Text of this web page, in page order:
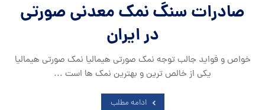
صادرات سنگ نمک معدنی صورتی
در ایران
خواص و فواید جالب توجه نمک صورتی هیمالیا نمک صورتی هیمالیا
یکی از خالص ترین و بهترین نمک ها است ...
ادامه مطلب